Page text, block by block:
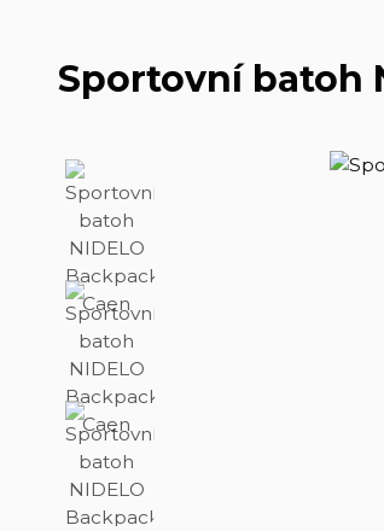
Sportovní batoh